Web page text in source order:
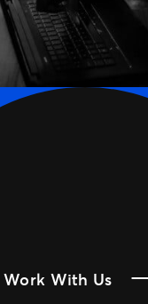
Work With Us